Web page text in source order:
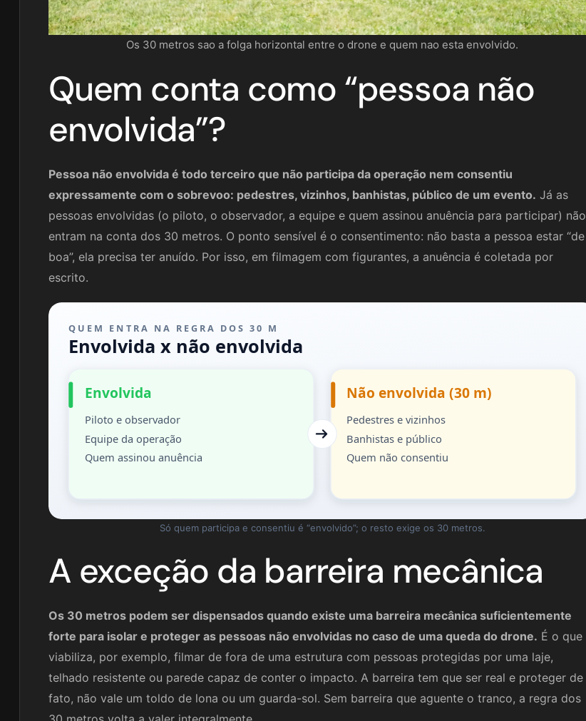
Os 30 metros sao a folga horizontal entre o drone e quem nao esta envolvido.
Quem conta como “pessoa não
envolvida”?
Pessoa não envolvida é todo terceiro que não participa da operação nem consentiu
expressamente com o sobrevoo: pedestres, vizinhos, banhistas, público de um evento. Já as
pessoas envolvidas (o piloto, o observador, a equipe e quem assinou anuência para participar) não
entram na conta dos 30 metros. O ponto sensível é o consentimento: não basta a pessoa estar “de
boa”, ela precisa ter anuído. Por isso, em filmagem com figurantes, a anuência é coletada por
escrito.
QUEM ENTRA NA REGRA DOS 30 M
Envolvida x não envolvida
Envolvida
Piloto e observador
Equipe da operação
Quem assinou anuência
Não envolvida (30 m)
Pedestres e vizinhos
Banhistas e público
Quem não consentiu
Só quem participa e consentiu é “envolvido”; o resto exige os 30 metros.
A exceção da barreira mecânica
Os 30 metros podem ser dispensados quando existe uma barreira mecânica suficientemente
forte para isolar e proteger as pessoas não envolvidas no caso de uma queda do drone. É o que
viabiliza, por exemplo, filmar de fora de uma estrutura com pessoas protegidas por uma laje,
telhado resistente ou parede capaz de conter o impacto. A barreira tem que ser real e proteger de
fato, não vale um toldo de lona ou um guarda-sol. Sem barreira que aguente o tranco, a regra dos